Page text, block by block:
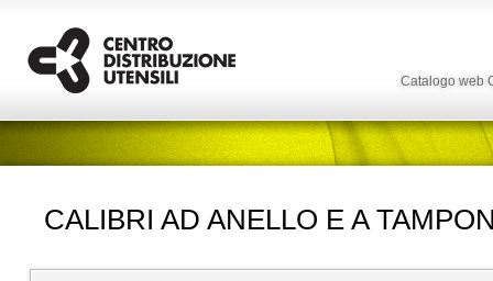
Catalogo web
CALIBRI AD ANELLO E A